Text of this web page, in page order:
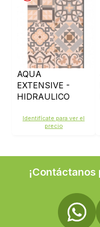
AQUA
EXTENSIVE -
HIDRAULICO
Identifícate para ver el
precio